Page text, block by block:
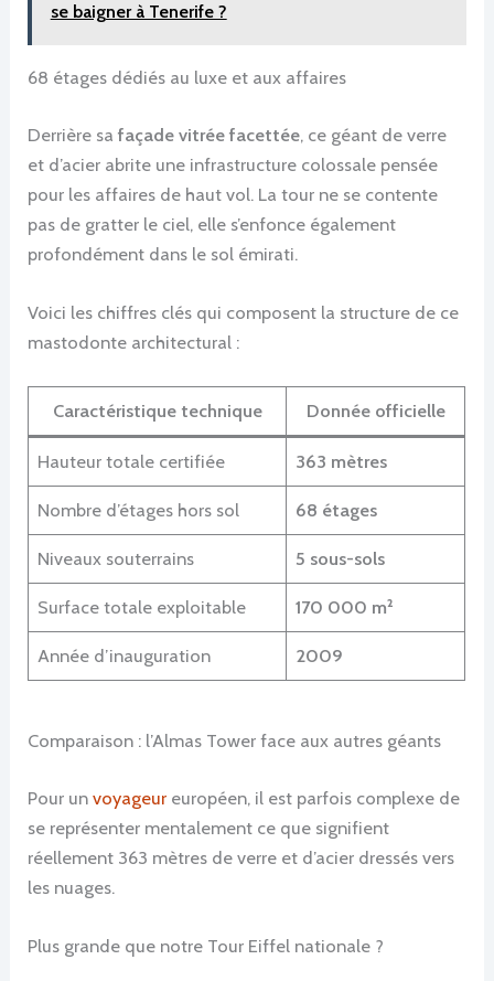
se baigner à Tenerife ?
68 étages dédiés au luxe et aux affaires
Derrière safaçade vitrée facettée, ce géant de verre
et d’acier abrite une infrastructure colossale pensée
pour les affaires de haut vol. La tour ne se contente
pas de gratter le ciel, elle s’enfonce également
profondément dans le sol émirati.
Voici les chiffres clés qui composent la structure de ce
mastodonte architectural :
Caractéristique technique Donnée officielle
Hauteur totale certifiée 363 mètres
Nombre d’étages hors sol 68 étages
Niveaux souterrains 5 sous-sols
Surface totale exploitable 170 000 m²
Année d’inauguration 2009
Comparaison : l’Almas Tower face aux autres géants
Pour unvoyageur européen, il est parfois complexe de
se représenter mentalement ce que signifient
réellement 363 mètres de verre et d’acier dressés vers
les nuages.
Plus grande que notre Tour Eiffel nationale ?